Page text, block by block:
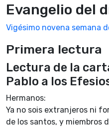
Evangelio del
Vigésimo novena semana
Primera lectura
Lectura de la
Pablo a los
Hermanos:
Ya no sois extranjeros ni
de los santos, y miembros